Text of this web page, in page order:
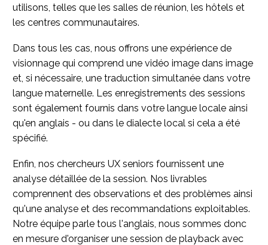
utilisons, telles que les salles de réunion, les hôtels et
les centres communautaires.
Dans tous les cas, nous offrons une expérience de
visionnage qui comprend une vidéo image dans image
et, si nécessaire, une traduction simultanée dans votre
langue maternelle. Les enregistrements des sessions
sont également fournis dans votre langue locale ainsi
qu'en anglais - ou dans le dialecte local si cela a été
spécifié.
Enfin, nos chercheurs UX seniors fournissent une
analyse détaillée de la session. Nos livrables
comprennent des observations et des problèmes ainsi
qu'une analyse et des recommandations exploitables.
Notre équipe parle tous l'anglais, nous sommes donc
en mesure d'organiser une session de playback avec